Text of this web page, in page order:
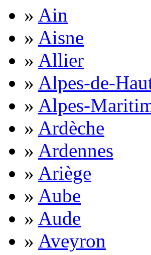
» Ain
» Aisne
» Allier
» Alpes-de-
» Alpes-
» Ardèche
» Ardennes
» Ariège
» Aube
» Aude
» Aveyron